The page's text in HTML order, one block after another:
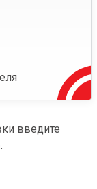
введите